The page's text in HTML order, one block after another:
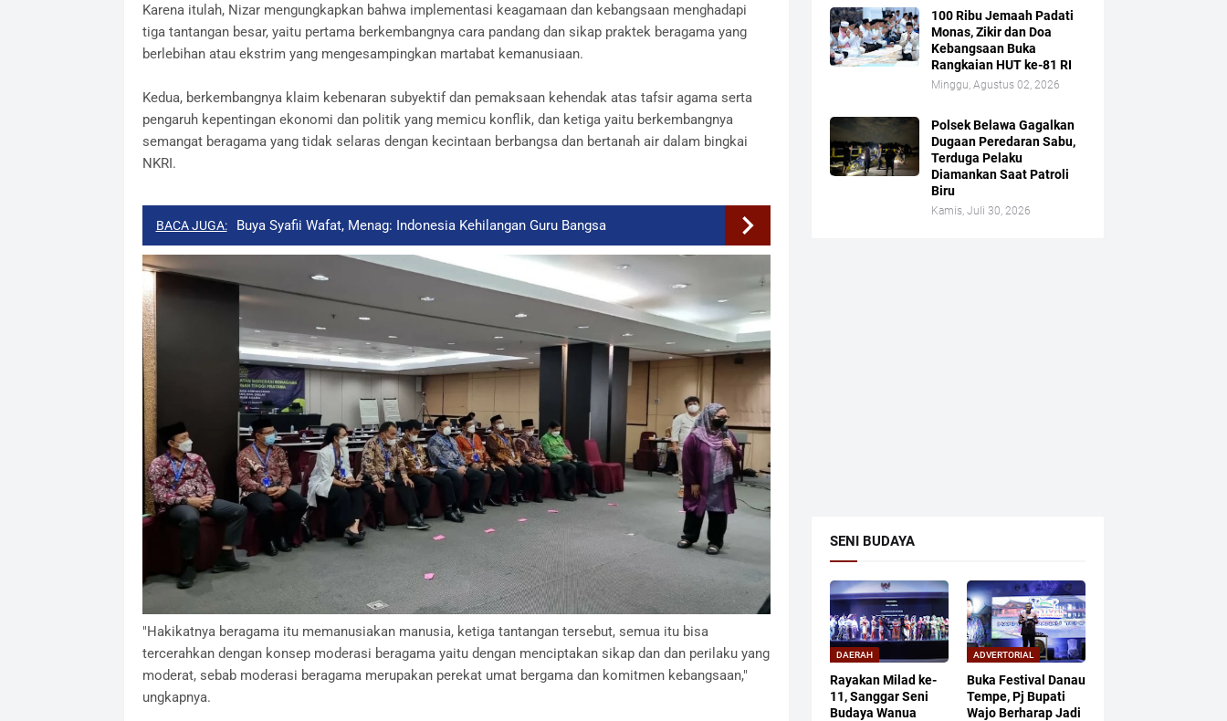
Karena itulah, Nizar mengungkapkan bahwa implementasi keagamaan dan kebangsaan menghadapi
tiga tantangan besar, yaitu pertama berkembangnya cara pandang dan sikap praktek beragama yang
berlebihan atau ekstrim yang mengesampingkan martabat kemanusiaan.
Kedua, berkembangnya klaim kebenaran subyektif dan pemaksaan kehendak atas tafsir agama serta
pengaruh kepentingan ekonomi dan politik yang memicu konflik, dan ketiga yaitu berkembangnya
semangat beragama yang tidak selaras dengan kecintaan berbangsa dan bertanah air dalam bingkai
NKRI.
BACA JUGA: Buya Syafii Wafat, Menag: Indonesia Kehilangan Guru Bangsa
"Hakikatnya beragama itu memanusiakan manusia, ketiga tantangan tersebut, semua itu bisa
tercerahkan dengan konsep moderasi beragama yaitu dengan menciptakan sikap dan dan perilaku yang
moderat, sebab moderasi beragama merupakan perekat umat bergama dan komitmen kebangsaan,"
ungkapnya.
100 Ribu Jemaah Padati
Monas, Zikir dan Doa
Kebangsaan Buka
Rangkaian HUT ke-81 RI
Minggu, Agustus 02, 2026
Polsek Belawa Gagalkan
Dugaan Peredaran Sabu,
Terduga Pelaku
Diamankan Saat Patroli
Biru
Kamis, Juli 30, 2026
SENI BUDAYA
DAERAH
Rayakan Milad ke-
11, Sanggar Seni
Budaya Wanua
ADVERTORIAL
Buka Festival Danau
Tempe, Pj Bupati
Wajo Berharap Jadi